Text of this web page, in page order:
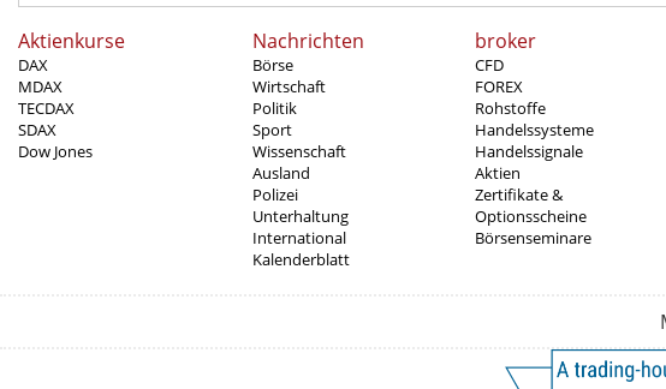
Aktienkurse
DAX
MDAX
TECDAX
SDAX
Dow Jones
Nachrichten
Börse
Wirtschaft
Politik
Sport
Wissenschaft
Ausland
Polizei
Unterhaltung
International
Kalenderblatt
broker
CFD
FOREX
Rohstoffe
Handelssysteme
Handelssignale
Aktien
Zertifikate &
Optionsscheine
Börsenseminare